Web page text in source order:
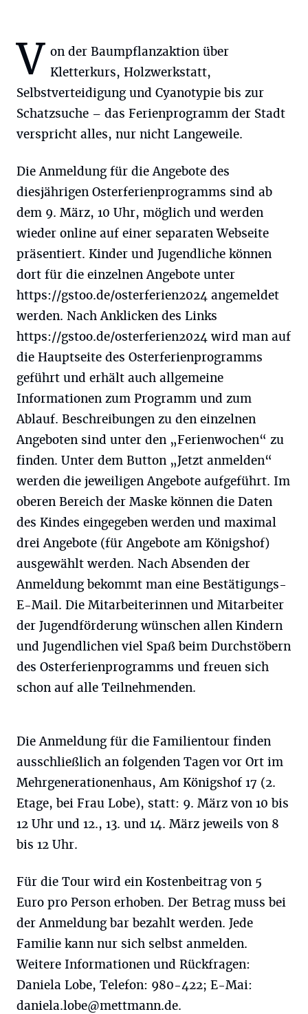
V on der Baumpflanzaktion über
Kletterkurs, Holzwerkstatt,
Selbstverteidigung und Cyanotypie bis zur
Schatzsuche – das Ferienprogramm der Stadt
verspricht alles, nur nicht Langeweile.
Die Anmeldung für die Angebote des
diesjährigen Osterferienprogramms sind ab
dem 9. März, 10 Uhr, möglich und werden
wieder online auf einer separaten Webseite
präsentiert. Kinder und Jugendliche können
dort für die einzelnen Angebote unter
https://gstoo.de/osterferien2024 angemeldet
werden. Nach Anklicken des Links
https://gstoo.de/osterferien2024 wird man auf
die Hauptseite des Osterferienprogramms
geführt und erhält auch allgemeine
Informationen zum Programm und zum
Ablauf. Beschreibungen zu den einzelnen
Angeboten sind unter den „Ferienwochen“ zu
finden. Unter dem Button „Jetzt anmelden“
werden die jeweiligen Angebote aufgeführt. Im
oberen Bereich der Maske können die Daten
des Kindes eingegeben werden und maximal
drei Angebote (für Angebote am Königshof)
ausgewählt werden. Nach Absenden der
Anmeldung bekommt man eine Bestätigungs-
E-Mail. Die Mitarbeiterinnen und Mitarbeiter
der Jugendförderung wünschen allen Kindern
und Jugendlichen viel Spaß beim Durchstöbern
des Osterferienprogramms und freuen sich
schon auf alle Teilnehmenden.
Die Anmeldung für die Familientour finden
ausschließlich an folgenden Tagen vor Ort im
Mehrgenerationenhaus, Am Königshof 17 (2.
Etage, bei Frau Lobe), statt: 9. März von 10 bis
12 Uhr und 12., 13. und 14. März jeweils von 8
bis 12 Uhr.
Für die Tour wird ein Kostenbeitrag von 5
Euro pro Person erhoben. Der Betrag muss bei
der Anmeldung bar bezahlt werden. Jede
Familie kann nur sich selbst anmelden.
Weitere Informationen und Rückfragen:
Daniela Lobe, Telefon: 980-422; E-Mai:
daniela.lobe@mettmann.de.